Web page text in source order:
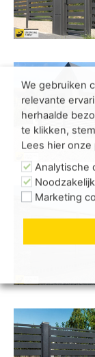
We gebruiken
relevante
herhaalde
te klikken,
Lees hier onze
Analytische
Marketing